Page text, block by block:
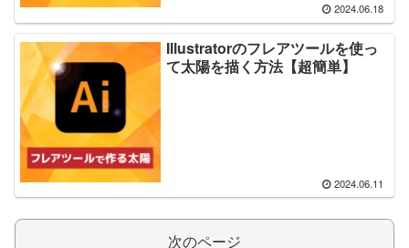
2024.06.18
Illustratorのフレアツールを使っ
て太陽を描く方法【超簡単】
2024.06.11
次のページ